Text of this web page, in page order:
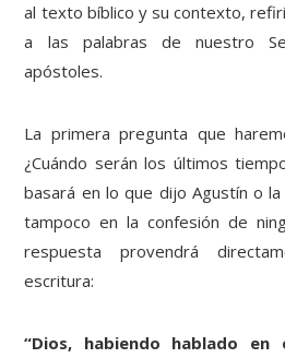
al texto bíblico y su contexto,
a las palabras de nuestro
apóstoles.
La primera pregunta que
¿Cuándo serán los últimos
basará en lo que dijo Agustín o
tampoco en la confesión de
respuesta provendrá
escritura:
“Dios, habiendo hablado